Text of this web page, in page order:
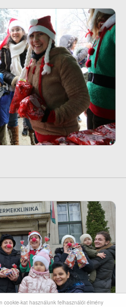
cookie-kat használunk felhasználói élmény